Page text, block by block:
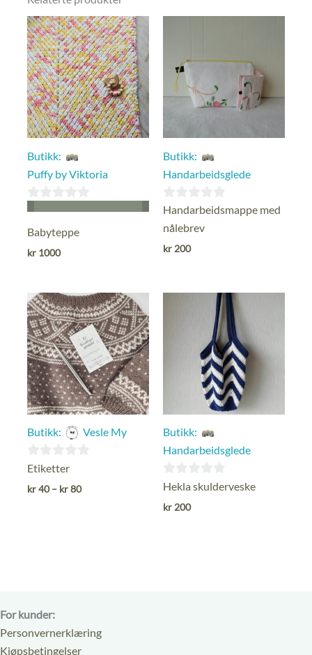
Butikk:
Puffy by Viktoria
5
Babyteppe
kr 1000
Butikk:
Handarbeidsglede
0
ut
av
Handarbeidsmappe med
nålebrev
kr200
Butikk: Vesle My
0
ut
Etiketter
kr40 – kr80Prisområde:
Butikk:
Handarbeidsglede
0
ut
Hekla skulderveske
kr 200
For kunder:
Personvernerklæring
Kjøpsbetingelser